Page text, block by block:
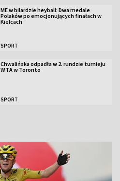
ME w bilardzie heyball: Dwa medale
Polaków po emocjonujących finałach w
Kielcach
SPORT
Chwalińska odpadła w 2. rundzie turnieju
WTA w Toronto
SPORT